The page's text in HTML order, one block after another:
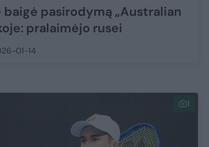
pasirodymą „Australian
pralaimėjo rusei
01-14
1